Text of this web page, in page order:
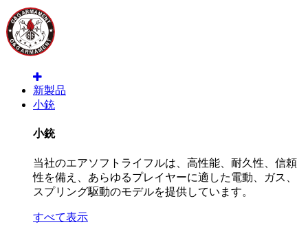
新製品
小銃
小銃
当社のエアソフトライフルは、高性能、耐久性、信頼
性を備え、あらゆるプレイヤーに適した電動、ガス、
スプリング駆動のモデルを提供しています。
すべて表示